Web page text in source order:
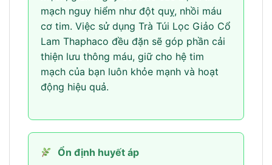
mạch nguy hiểm như đột quỵ, nhồi máu
cơ tim. Việc sử dụng Trà Túi Lọc Giảo Cổ
Lam Thaphaco đều đặn sẽ góp phần cải
thiện lưu thông máu, giữ cho hệ tim
mạch của bạn luôn khỏe mạnh và hoạt
động hiệu quả.
Ổn định huyết áp